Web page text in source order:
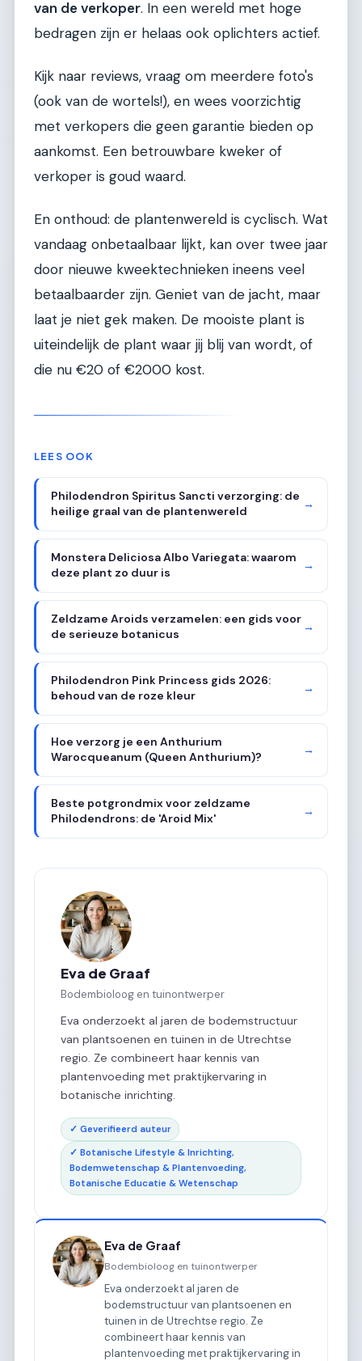
van de verkoper. In een wereld met hoge
bedragen zijn er helaas ook oplichters actief.
Kijk naar reviews, vraag om meerdere foto's
(ook van de wortels!), en wees voorzichtig
met verkopers die geen garantie bieden op
aankomst. Een betrouwbare kweker of
verkoper is goud waard.
En onthoud: de plantenwereld is cyclisch. Wat
vandaag onbetaalbaar lijkt, kan over twee jaar
door nieuwe kweektechnieken ineens veel
betaalbaarder zijn. Geniet van de jacht, maar
laat je niet gek maken. De mooiste plant is
uiteindelijk de plant waar jij blij van wordt, of
die nu €20 of €2000 kost.
LEES OOK
Philodendron Spiritus Sancti verzorging: de
heilige graal van de plantenwereld
→
Monstera Deliciosa Albo Variegata: waarom
deze plant zo duur is
→
Zeldzame Aroids verzamelen: een gids voor
de serieuze botanicus
→
Philodendron Pink Princess gids 2026:
behoud van de roze kleur
→
Hoe verzorg je een Anthurium
Warocqueanum (Queen Anthurium)?
→
Beste potgrondmix voor zeldzame
Philodendrons: de 'Aroid Mix'
→
Eva de Graaf
Bodembioloog en tuinontwerper
Eva onderzoekt al jaren de bodemstructuur
van plantsoenen en tuinen in de Utrechtse
regio. Ze combineert haar kennis van
plantenvoeding met praktijkervaring in
botanische inrichting.
✓ Geverifieerd auteur
✓ Botanische Lifestyle & Inrichting,
Bodemwetenschap & Plantenvoeding,
Botanische Educatie & Wetenschap
Eva de Graaf
Bodembioloog en tuinontwerper
Eva onderzoekt al jaren de
bodemstructuur van plantsoenen en
tuinen in de Utrechtse regio. Ze
combineert haar kennis van
plantenvoeding met praktijkervaring in